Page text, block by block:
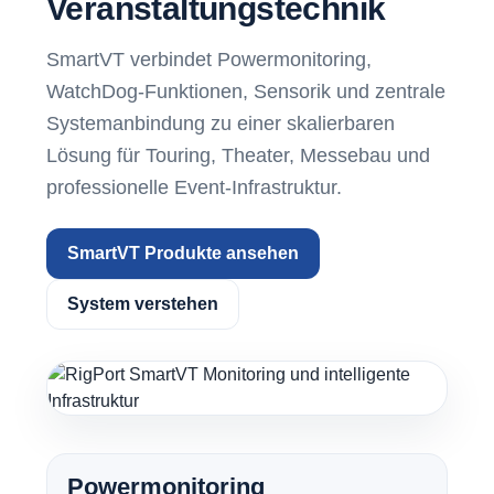
Veranstaltungstechnik
SmartVT verbindet Powermonitoring,
WatchDog-Funktionen, Sensorik und zentrale
Systemanbindung zu einer skalierbaren
Lösung für Touring, Theater, Messebau und
professionelle Event-Infrastruktur.
SmartVT Produkte ansehen
System verstehen
Powermonitoring